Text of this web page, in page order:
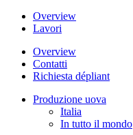
Overview
Lavori
Overview
Contatti
Richiesta dépliant
Produzione uova
Italia
In tutto il mondo